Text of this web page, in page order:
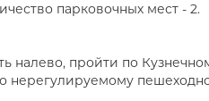
парковочных мест - 2.
налево, пройти по
нерегулируемому